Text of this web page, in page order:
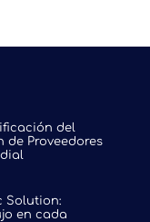
del
de Proveedores
Solution:
en cada